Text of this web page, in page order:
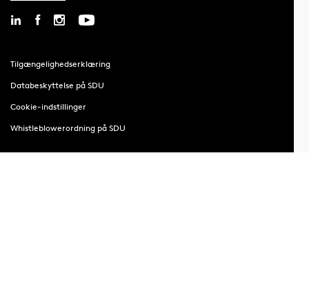
Tilgængelighedserklæring
Databeskyttelse på SDU
Cookie-indstillinger
Whistleblowerordning på SDU